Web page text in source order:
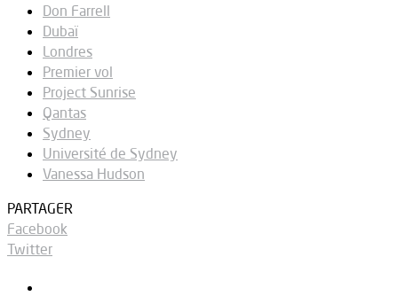
Don Farrell
Dubaï
Londres
Premier vol
Project Sunrise
Qantas
Sydney
Université de Sydney
Vanessa Hudson
PARTAGER
Facebook
Twitter